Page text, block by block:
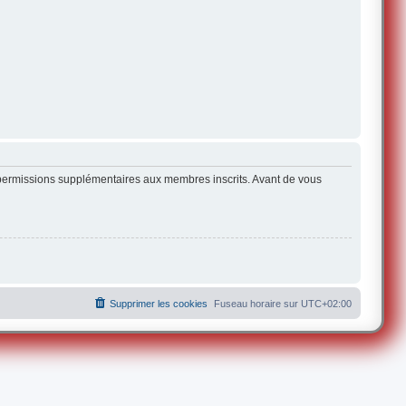
supplémentaires aux membres inscrits. Avant de vous
Fuseau horaire sur UTC+02:00
Supprimer les cookies